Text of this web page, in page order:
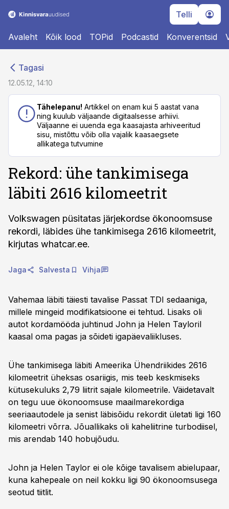
Telli
Avaleht Kõik lood TOPid Podcastid Konverentsid
Tagasi
12.05.12, 14:10
Tähelepanu! Artikkel on enam kui 5 aastat vana
ning kuulub väljaande digitaalsesse arhiivi.
Väljaanne ei uuenda ega kaasajasta arhiveeritud
sisu, mistõttu võib olla vajalik kaasaegsete
allikatega tutvumine
Rekord: ühe tankimisega
läbiti 2616 kilomeetrit
Volkswagen püsitatas järjekordse ökonoomsuse
rekordi, läbides ühe tankimisega 2616 kilomeetrit,
kirjutas whatcar.ee.
Jaga Salvesta Vihja
Vahemaa läbiti täiesti tavalise Passat TDI sedaaniga,
millele mingeid modifikatsioone ei tehtud. Lisaks oli
autot kordamööda juhtinud John ja Helen Tayloril
kaasal oma pagas ja sõideti igapäevaliikluses.
Ühe tankimisega läbiti Ameerika Ühendriikides 2616
kilomeetrit üheksas osariigis, mis teeb keskmiseks
kütusekuluks 2,79 liitrit sajale kilomeetrile. Väidetavalt
on tegu uue ökonoomsuse maailmarekordiga
seeriaautodele ja senist läbisõidu rekordit ületati ligi 160
kilomeetri võrra. Jõuallikaks oli kaheliitrine turbodiisel,
mis arendab 140 hobujõudu.
John ja Helen Taylor ei ole kõige tavalisem abielupaar,
kuna kahepeale on neil kokku ligi 90 ökonoomsusega
seotud tiitlit.